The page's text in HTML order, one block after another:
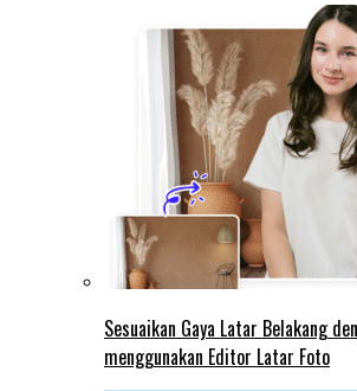
Sesuaikan Gaya Latar Belakang
menggunakan Editor Latar Foto